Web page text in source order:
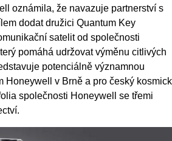
oznámila, že navazuje partnerství s
dodat družici Quantum Key
satelit od společnosti
pomáhá udržovat výměnu citlivých
potenciálně významnou
Honeywell v Brně a pro český
společnosti Honeywell se třemi
známým pro zajímavé památky,
divadla a univerzity. Mimo jiné je ale
kde si můžete legálně a bezpečně
hry. V neustále kvetoucí
naleznete širokou nabídku her od
po moderní automaty jak pro
Celý